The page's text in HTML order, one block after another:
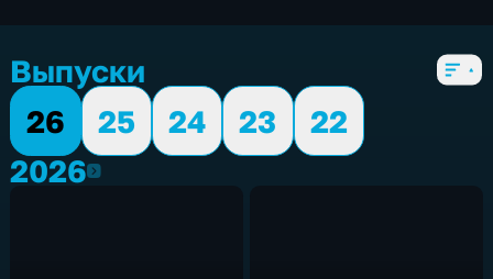
Выпуски
26
25 24 23
22
20262026